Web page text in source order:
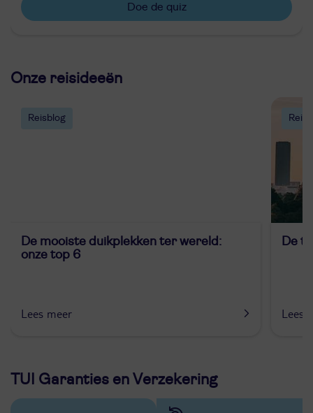
Doe de quiz
Onze reisideeën
Reisblog
De mooiste duikplekken ter wereld:
onze top 6
Lees meer
De
Lees
TUI Garanties en Verzekering